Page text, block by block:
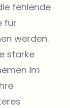
fehlende
für
werden.
starke
im